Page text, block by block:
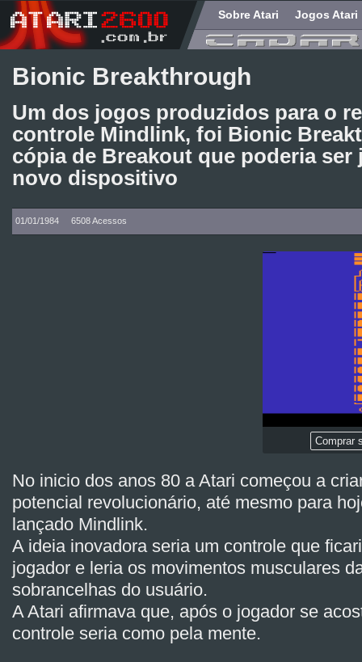
Sobre Atari Jogos Atari
Bionic Breakthrough
Um dos jogos produzidos para o
controle Mindlink, foi Bionic
cópia de Breakout que poderia ser
novo dispositivo
01/01/1984 6508 Acessos
Comprar
No inicio dos anos 80 a Atari começou a
potencial revolucionário, até mesmo para
lançado Mindlink.
A ideia inovadora seria um controle que
jogador e leria os movimentos musculares
sobrancelhas do usuário.
A Atari afirmava que, após o jogador se
controle seria como pela mente.